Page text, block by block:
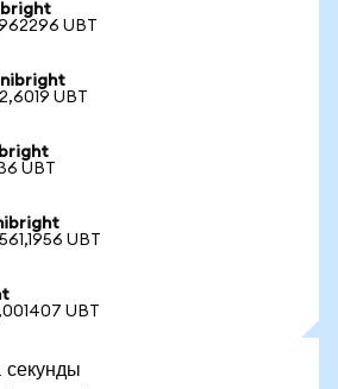
UBT
UBT
UBT
UBT
UBT